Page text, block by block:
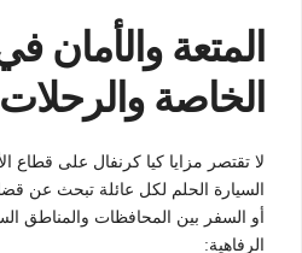
المتعة والأمان
الخاصة والرحلات
لا تقتصر مزايا كيا كرنفال على قطاع
السيارة الحلم لكل عائلة تبحث عن
أو السفر بين المحافظات والمناطق
الرفاهية: